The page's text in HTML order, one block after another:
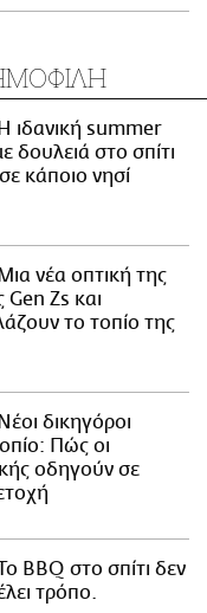
ιδανική summer
δουλειά στο σπίτι
κάποιο νησί
νέα οπτική της
Gen Zs και
το τοπίο της
δικηγόροι
Πώς οι
οδηγούν σε
BBQ στο σπίτι δεν
τρόπο.